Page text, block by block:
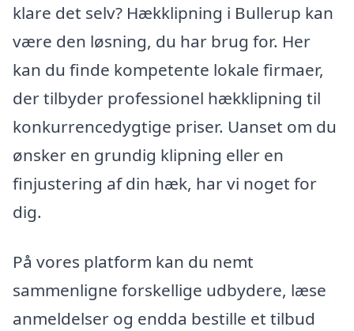
klare det selv? Hækklipning i Bullerup kan
være den løsning, du har brug for. Her
kan du finde kompetente lokale firmaer,
der tilbyder professionel hækklipning til
konkurrencedygtige priser. Uanset om du
ønsker en grundig klipning eller en
finjustering af din hæk, har vi noget for
dig.
På vores platform kan du nemt
sammenligne forskellige udbydere, læse
anmeldelser og endda bestille et tilbud